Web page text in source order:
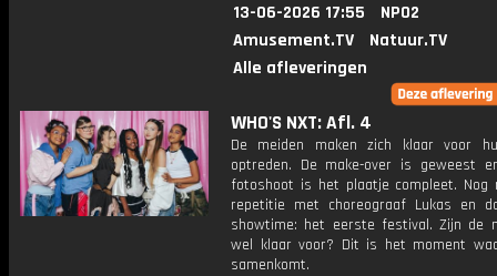
13-06-2026 17:55
NPO2
Amusement.TV
Natuur.TV
Alle afleveringen
WHO'S NXT: Afl. 4
De meiden maken zich klaar voor
optreden. De make-over is geweest
fotoshoot is het plaatje compleet. Nog
repetitie met choreograaf Lukas en
showtime: het eerste festival. Zijn de
wel klaar voor? Dit is het moment
samenkomt.